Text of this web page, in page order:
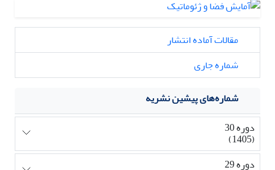
مقالات آماده انتشار
شماره جاری
شماره‌های پیشین نشریه
دوره 30
(1405)
دوره 29